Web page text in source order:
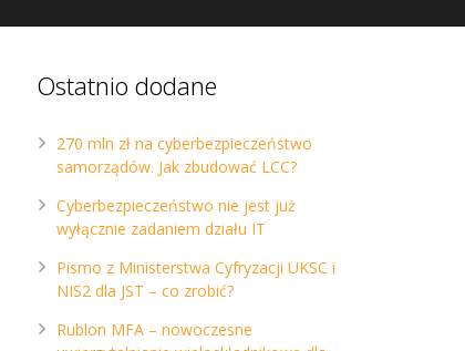
Ostatnio dodane
270 mln zł na cyberbezpieczeństwo
samorządów. Jak zbudować LCC?
Cyberbezpieczeństwo nie jest już
wyłącznie zadaniem działu IT
Pismo z Ministerstwa Cyfryzacji UKSC i
NIS2 dla JST – co zrobić?
Rublon MFA – nowoczesne